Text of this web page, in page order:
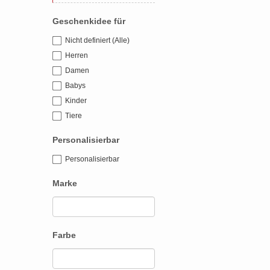
Geschenkidee für
Nicht definiert (Alle)
Herren
Damen
Babys
Kinder
Tiere
Personalisierbar
Personalisierbar
Marke
Farbe